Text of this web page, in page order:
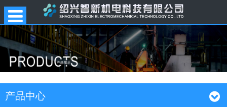
产品中心